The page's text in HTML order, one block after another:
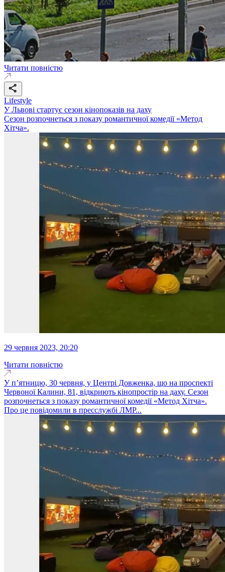
Читати повністю
Lifestyle
У Львові стартує сезон кінопоказів на даху
Сезон розпочнеться з показу романтичної комедії «Метод
Хітча».
29 червня 2023, 20:20
Читати повністю
У п’ятницю, 30 червня, у Центрі Довженка, що на проспекті
Червоної Калини, 81, відкриють кінопростір на даху. Сезон
розпочнеться з показу романтичної комедії «Метод Хітча».
Про це повідомили в пресслужбі ЛМР...